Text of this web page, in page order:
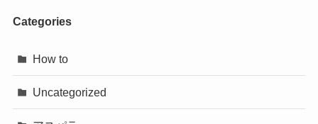
Categories
How to
Uncategorized